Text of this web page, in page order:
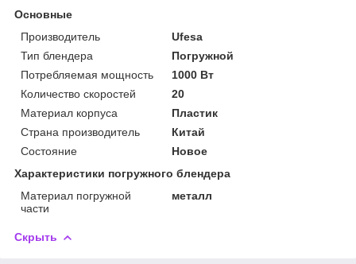
Основные
Производитель
Ufesa
Тип блендера
Погружной
Потребляемая мощность
1000 Вт
Количество скоростей
20
Материал корпуса
Пластик
Страна производитель
Китай
Состояние
Новое
Характеристики погружного блендера
Материал погружной
части
металл
Скрыть